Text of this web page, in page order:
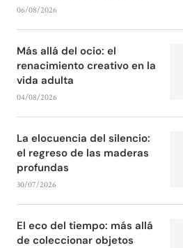
06/08/2026
Más allá del ocio: el
renacimiento creativo en la
vida adulta
04/08/2026
La elocuencia del silencio:
el regreso de las maderas
profundas
30/07/2026
El eco del tiempo: más allá
de coleccionar objetos